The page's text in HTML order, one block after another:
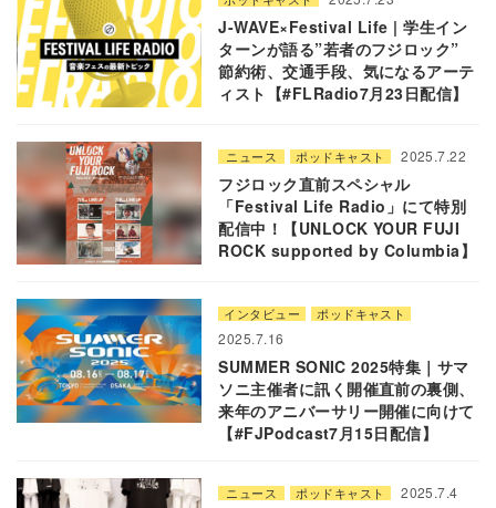
J-WAVE×Festival Life | 学生イン
ターンが語る”若者のフジロック”
節約術、交通手段、気になるアーテ
ィスト【#FLRadio7月23日配信】
ニュース ポッドキャスト 2025.7.22
フジロック直前スペシャル
「Festival Life Radio」にて特別
配信中！【UNLOCK YOUR FUJI
ROCK supported by Columbia】
インタビュー ポッドキャスト
2025.7.16
SUMMER SONIC 2025特集｜サマ
ソニ主催者に訊く開催直前の裏側、
来年のアニバーサリー開催に向けて
【#FJPodcast7月15日配信】
ニュース ポッドキャスト 2025.7.4